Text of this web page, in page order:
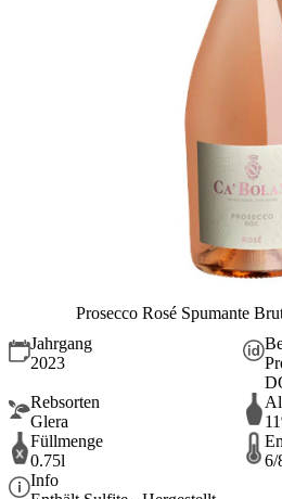
Prosecco Rosé Spumante
Jahrgang
2023
Rebsorten
Glera
Füllmenge
0.75l
6/
Info